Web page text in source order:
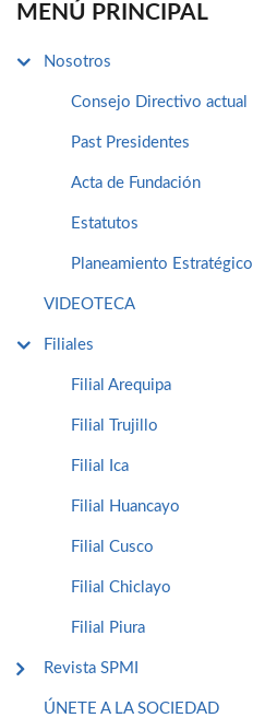
MENÚ PRINCIPAL
Nosotros
Consejo Directivo actual
Past Presidentes
Acta de Fundación
Estatutos
Planeamiento Estratégico
VIDEOTECA
Filiales
Filial Arequipa
Filial Trujillo
Filial Ica
Filial Huancayo
Filial Cusco
Filial Chiclayo
Filial Piura
Revista SPMI
ÚNETE A LA SOCIEDAD